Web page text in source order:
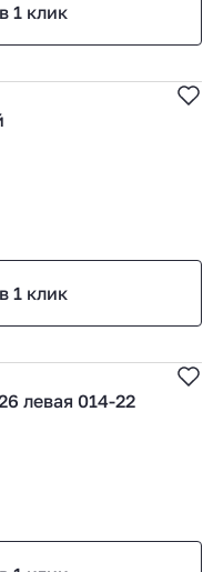
1 клик
1 клик
левая 014-22